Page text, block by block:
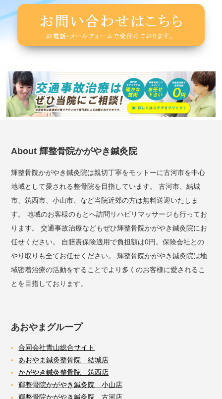
About 輝整骨院かがやき鍼灸院
輝整骨院かがやき鍼灸院は親切丁寧をモットーに古河市を中心
地域として愛される整骨院を目指しています。 古河市、結城
市、筑西市、小山市、など当院近郊の方は無料送迎いたしま
す。 地域のお客様のもとへ訪問リハビリマッサージも行ってお
ります。 交通事故治療などもぜひ輝整骨院かがやき鍼灸院にお
任せください。 自賠責保険適用で負担額は0円。保険会社との
やり取りも全てお任せください。 輝整骨院かがやき鍼灸院は地
域密着治療の活動をすることでより多くのお客様に愛されるこ
とを目指しております。
あおやまグループ
合同会社青山総合サイト
あおやま鍼灸整骨院 結城店
かがやき鍼灸整骨院 筑西店
輝整骨院かがやき鍼灸院 小山店
輝整骨院かがやき鍼灸院 古河店